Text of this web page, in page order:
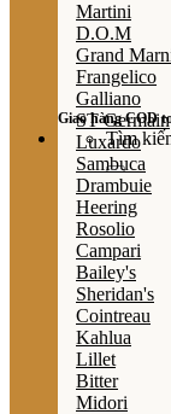
Giao hàng COD
Tìm
Martini
D.O.M
Grand
Frangelico
Galliano
ST Germain
Luxardo
Sambuca
Drambuie
Heering
Rosolio
Campari
Bailey's
Sheridan's
Cointreau
Kahlua
Lillet
Bitter
Midori